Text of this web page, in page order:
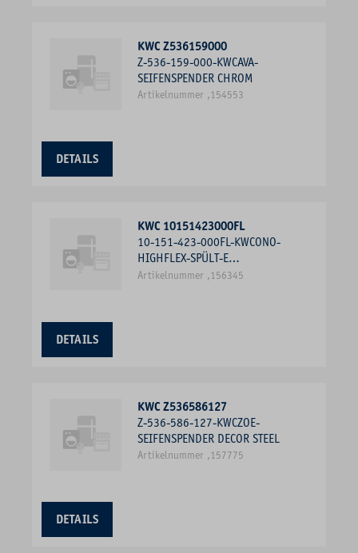
KWC Z536159000
Z-536-159-000-KWCAVA-
SEIFENSPENDER CHROM
Artikelnummer ,154553
DETAILS
KWC 10151423000FL
10-151-423-000FL-KWCONO-
HIGHFLEX-SPÜLT-E
SEITENBEDIENUNG,
Artikelnummer ,156345
DETAILS
KWC Z536586127
Z-536-586-127-KWCZOE-
SEIFENSPENDER DECOR STEEL
Artikelnummer ,157775
DETAILS